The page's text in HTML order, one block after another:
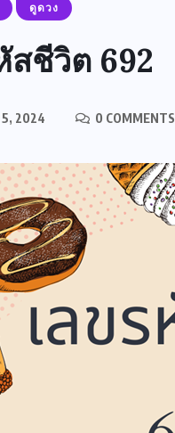
ดูดวง
สชีวิต 692
5, 2024 0 COMMENTS